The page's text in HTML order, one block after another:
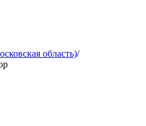
область)/